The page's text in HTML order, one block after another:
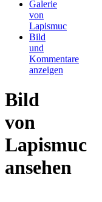
Galerie
von
Lapismuc
Bild
und
Kommentare
anzeigen
Bild
von
Lapismuc
ansehen